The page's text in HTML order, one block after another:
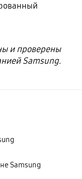
и проверены
Samsung.
Samsung